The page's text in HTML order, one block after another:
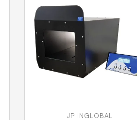
JP INGLOBAL